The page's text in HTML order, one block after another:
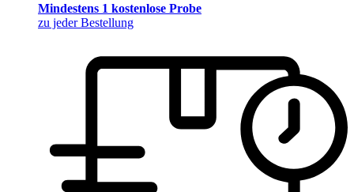
Mindestens 1 kostenlose Probe
zu jeder Bestellung